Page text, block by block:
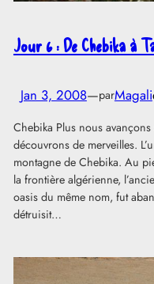
Jour 6 : De Chebika à
Jan 3, 2008—parMagali
Chebika Plus nous
découvrons de merveilles.
montagne de Chebika. Au
la frontière algérienne,
oasis du même nom, fut
détruisit…